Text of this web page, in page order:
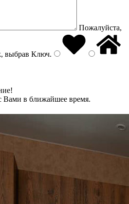
Пожалуйста,
выбрав Ключ.
Вами в ближайшее время.